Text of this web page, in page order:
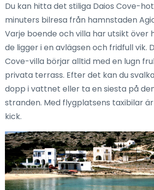
Du kan hitta det stiliga Daios Cove-
minuters bilresa från hamnstaden
Varje boende och villa har utsikt över
de ligger i en avlägsen och fridfull vik.
Cove-villa börjar alltid med en lugn
privata terrass. Efter det kan du
dopp i vattnet eller ta en siesta på
stranden. Med flygplatsens taxibilar
kick.